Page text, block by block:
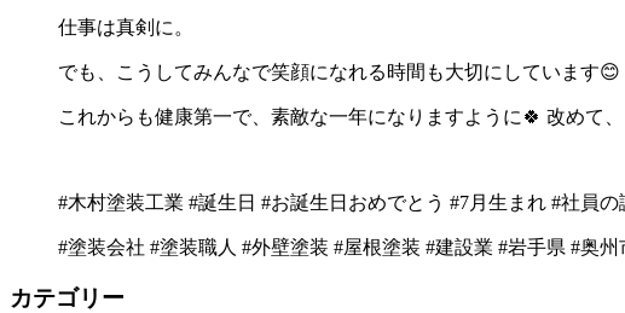
仕事は真剣に。
でも、こうしてみんなで笑顔になれる時間も大切にしています😊
これからも健康第一で、素敵な一年になりますように🍀 改めて
#木村塗装工業 #誕生日 #お誕生日おめでとう #7月生まれ #社員の
#塗装会社 #塗装職人 #外壁塗装 #屋根塗装 #建設業 #岩手県 #奥州
カテゴリー